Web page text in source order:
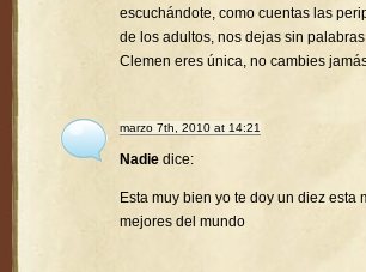
escuchándote, como cuentas las
de los adultos, nos dejas sin
Clemen eres única, no cambies
marzo 7th, 2010 at 14:21
Nadie dice:
Esta muy bien yo te doy un diez esta
mejores del mundo